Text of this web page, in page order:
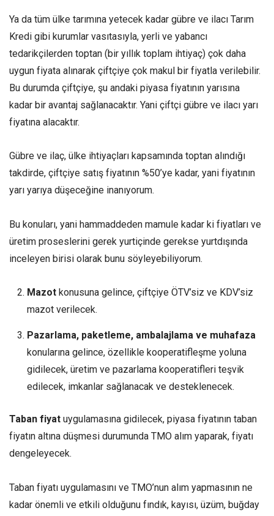
Ya da tüm ülke tarımına yetecek kadar gübre ve ilacı Tarım
Kredi gibi kurumlar vasıtasıyla, yerli ve yabancı
tedarikçilerden toptan (bir yıllık toplam ihtiyaç) çok daha
uygun fiyata alınarak çiftçiye çok makul bir fiyatla verilebilir.
Bu durumda çiftçiye, şu andaki piyasa fiyatının yarısına
kadar bir avantaj sağlanacaktır. Yani çiftçi gübre ve ilacı yarı
fiyatına alacaktır.
Gübre ve ilaç, ülke ihtiyaçları kapsamında toptan alındığı
takdirde, çiftçiye satış fiyatının %50’ye kadar, yani fiyatının
yarı yarıya düşeceğine inanıyorum.
Bu konuları, yani hammaddeden mamule kadar ki fiyatları ve
üretim proseslerini gerek yurtiçinde gerekse yurtdışında
inceleyen birisi olarak bunu söyleyebiliyorum.
Mazotkonusuna gelince, çiftçiye ÖTV’siz ve KDV’siz
mazot verilecek.
Pazarlama, paketleme, ambalajlama ve muhafaza
konularına gelince, özellikle kooperatifleşme yoluna
gidilecek, üretim ve pazarlama kooperatifleri teşvik
edilecek, imkanlar sağlanacak ve desteklenecek.
Taban fiyat uygulamasına gidilecek, piyasa fiyatının taban
fiyatın altına düşmesi durumunda TMO alım yaparak, fiyatı
dengeleyecek.
Taban fiyatı uygulamasını ve TMO’nun alım yapmasının ne
kadar önemli ve etkili olduğunu fındık, kayısı, üzüm, buğday